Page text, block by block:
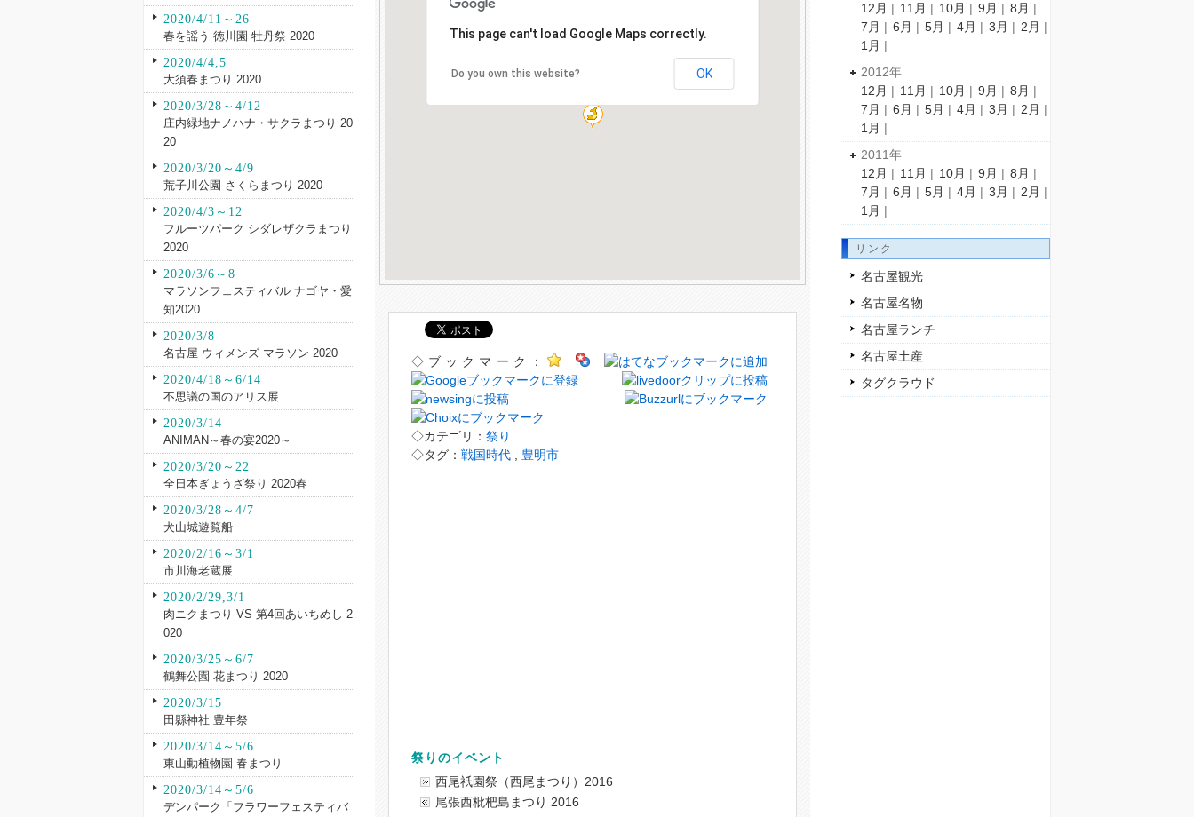
This page can't load Google Maps correctly.
Do you own this website? OK
◇ブックマーク：
◇カテゴリ： 祭り
◇タグ： 戦国時代 豊明市
祭りのイベント
西尾祇園祭（西尾まつり）2016
尾張西枇杷島まつり 2016
2020/4/11～26
春を謡う 徳川園 牡丹祭 2020
2020/4/4,5
大須春まつり 2020
2020/3/28～4/12
庄内緑地ナノハナ・サクラまつり 20
20
2020/3/20～4/9
荒子川公園 さくらまつり 2020
2020/4/3～12
フルーツパーク シダレザクラまつり
2020
2020/3/6～8
マラソンフェスティバル ナゴヤ・愛
知2020
2020/3/8
名古屋 ウィメンズ マラソン 2020
2020/4/18～6/14
不思議の国のアリス展
2020/3/14
ANIMAN～春の宴2020～
2020/3/20～22
全日本ぎょうざ祭り 2020春
2020/3/28～4/7
犬山城遊覧船
2020/2/16～3/1
市川海老蔵展
2020/2/29,3/1
肉ニクまつり VS 第4回あいちめし 2
020
2020/3/25～6/7
鶴舞公園 花まつり 2020
2020/3/15
田縣神社 豊年祭
2020/3/14～5/6
東山動植物園 春まつり
2020/3/14～5/6
デンパーク「フラワーフェスティバ
12月 | 11月 | 10月 | 9月 | 8月 |
7月 | 6月 | 5月 | 4月 | 3月 | 2月 |
1月 |
2012年
12月 | 11月 | 10月 | 9月 | 8月 |
7月 | 6月 | 5月 | 4月 | 3月 | 2月 |
1月 |
2011年
12月 | 11月 | 10月 | 9月 | 8月 |
7月 | 6月 | 5月 | 4月 | 3月 | 2月 |
1月 |
リンク
名古屋観光
名古屋名物
名古屋ランチ
名古屋土産
タグクラウド